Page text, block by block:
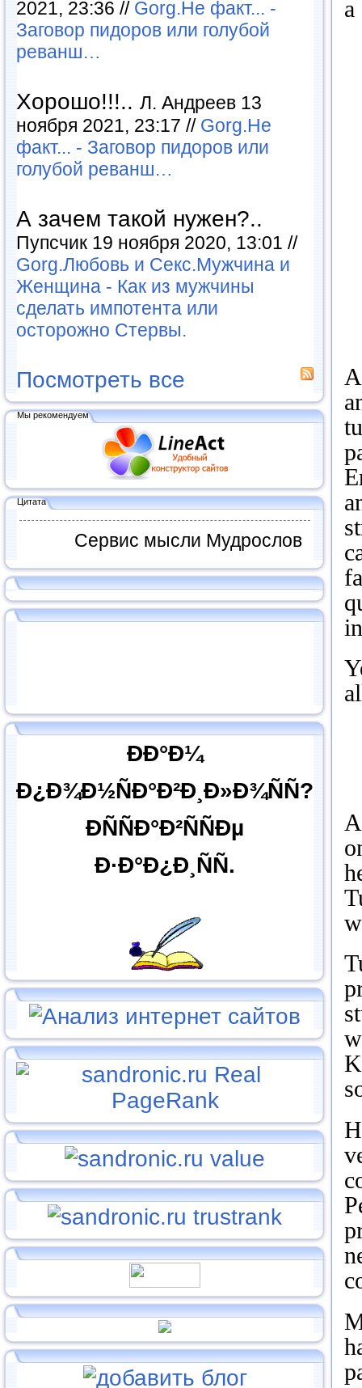
2021, 23:36 // Gorg.Не факт... -
Заговор пидоров или голубой
реванш…
Хорошо!!!.. Л. Андреев 13
ноября 2021, 23:17 // Gorg.Не
факт... - Заговор пидоров или
голубой реванш…
А зачем такой нужен?..
Пупсчик 19 ноября 2020, 13:01 //
Gorg.Любовь и Секс.Мужчина и
Женщина - Как из мужчины
сделать импотента или
осторожно Стервы.
Посмотреть все
Мы рекомендуем
Цитата
Сервис мысли Мудрослов
ÐÐ°Ð¼
Ð¿Ð¾Ð½ÑÐ°Ð²Ð¸Ð»Ð¾ÑÑ?
ÐÑÑÐ°Ð²ÑÑÐµ
Ð·Ð°Ð¿Ð¸ÑÑ.